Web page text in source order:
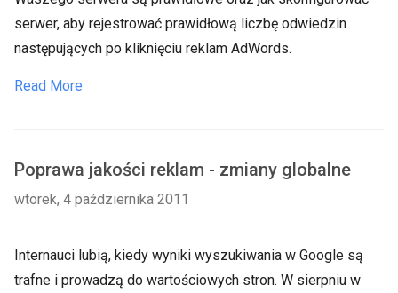
serwer, aby rejestrować prawidłową liczbę odwiedzin
następujących po kliknięciu reklam AdWords.
Read More
Poprawa jakości reklam - zmiany globalne
wtorek, 4 października 2011
Internauci lubią, kiedy wyniki wyszukiwania w Google są
trafne i prowadzą do wartościowych stron. W sierpniu w